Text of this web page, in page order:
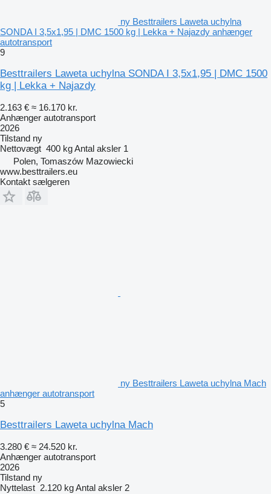
ny Besttrailers Laweta uchylna
SONDA I 3,5x1,95 | DMC 1500 kg | Lekka + Najazdy anhænger
autotransport
9
Besttrailers Laweta uchylna SONDA I 3,5x1,95 | DMC 1500
kg | Lekka + Najazdy
2.163 € ≈ 16.170 kr.
Anhænger autotransport
2026
Tilstand ny
Nettovægt 400 kgAntal aksler 1
Polen, Tomaszów Mazowiecki
www.besttrailers.eu
Kontakt sælgeren
ny Besttrailers Laweta uchylna Mach
anhænger autotransport
5
Besttrailers Laweta uchylna Mach
3.280 € ≈ 24.520 kr.
Anhænger autotransport
2026
Tilstand ny
Nyttelast 2.120 kgAntal aksler 2